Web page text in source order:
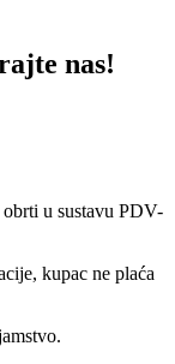
nas!
u sustavu PDV-
kupac ne plaća